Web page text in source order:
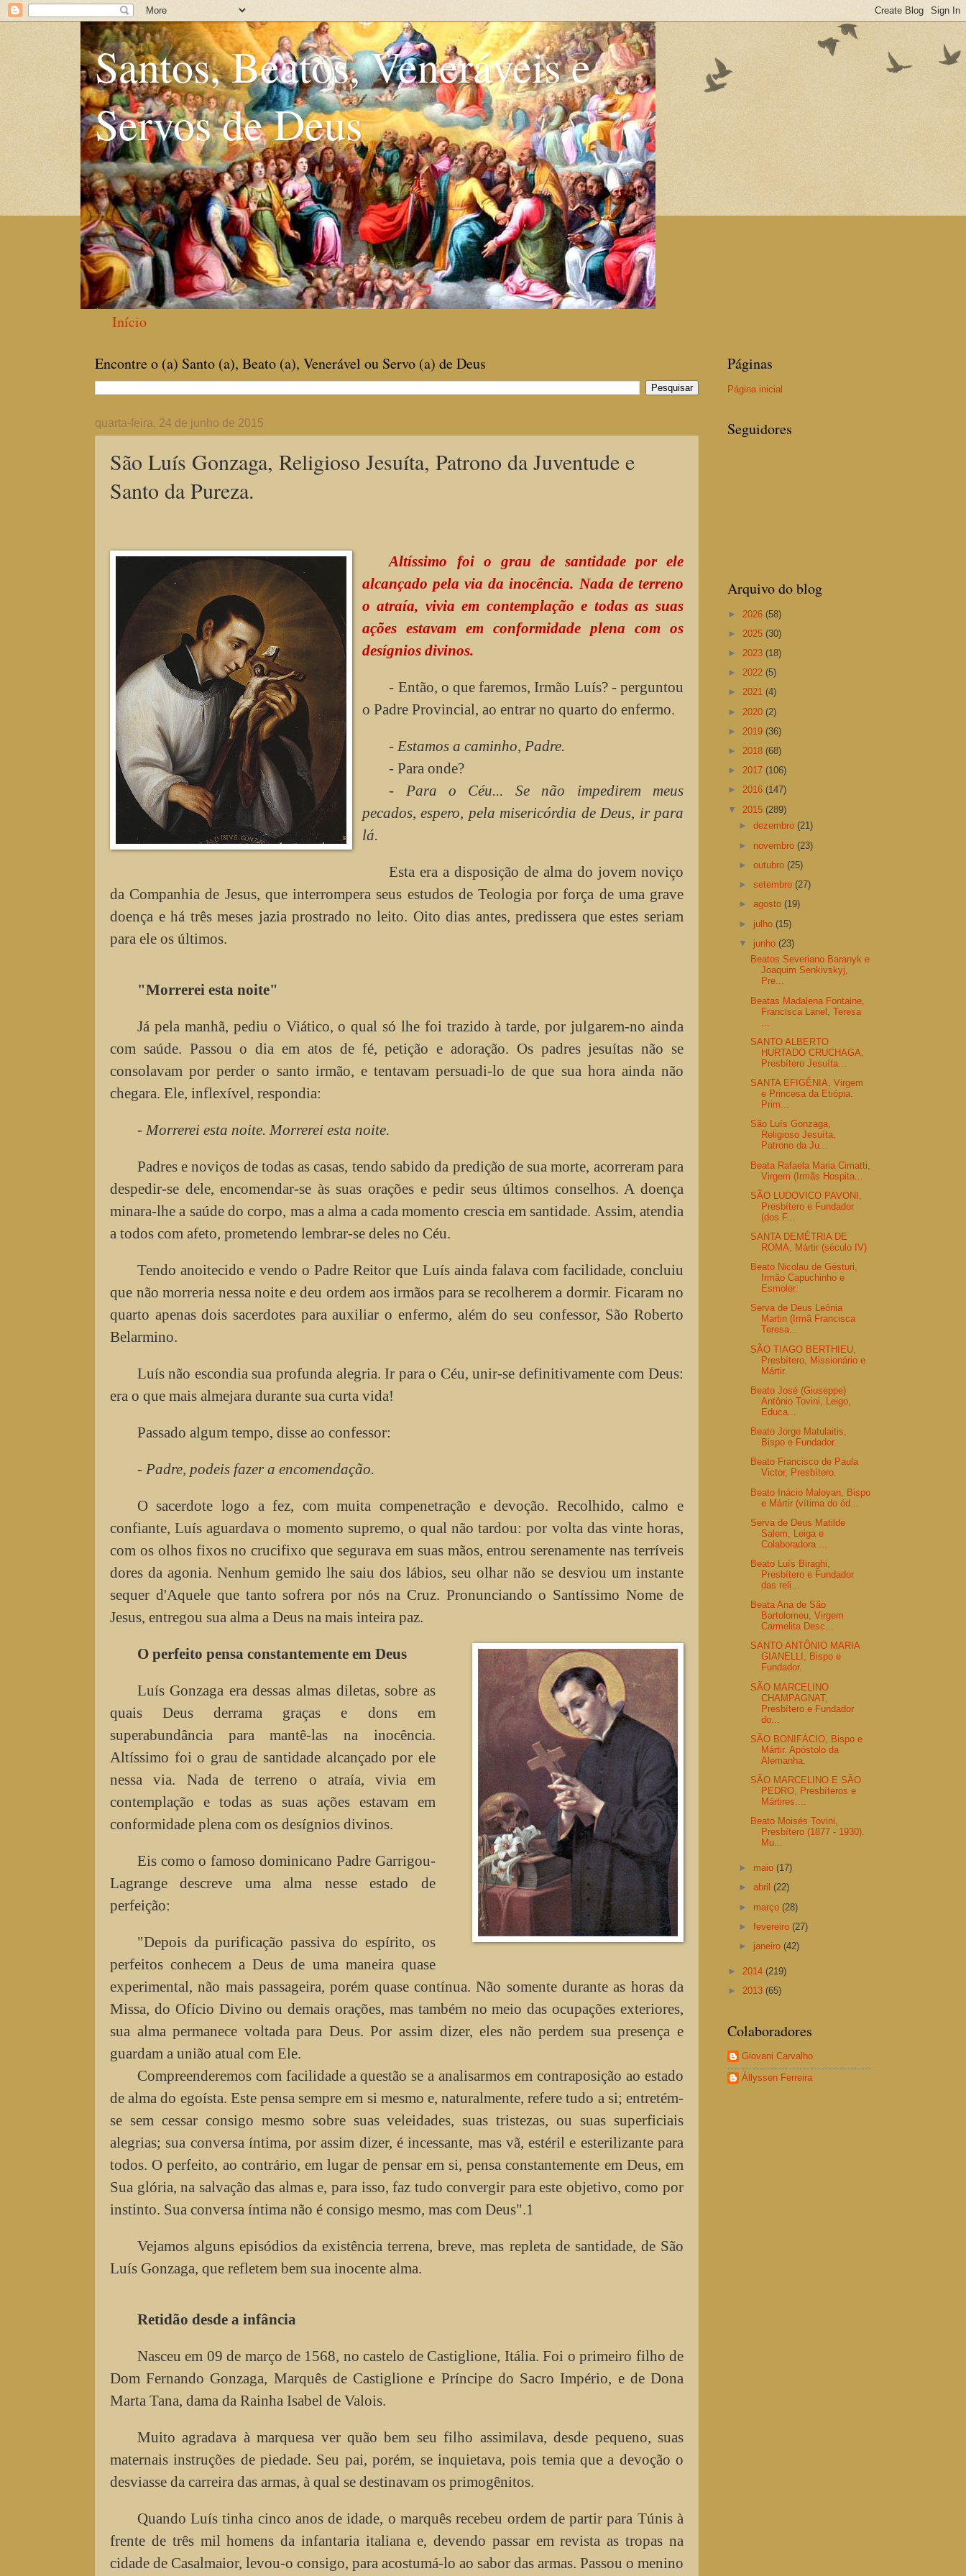
Santos, Beatos, Veneráveis e
Servos de Deus
Início
Encontre o (a) Santo (a), Beato (a), Venerável ou Servo (a) de Deus
quarta-feira, 24 de junho de 2015
São Luís Gonzaga, Religioso Jesuíta, Patrono da Juventude e
Santo da Pureza.
Altíssimo foi o grau de santidade por ele
alcançado pela via da inocência. Nada de terreno
o atraía, vivia em contemplação e todas as suas
ações estavam em conformidade plena com os
desígnios divinos.
- Então, o que faremos, Irmão Luís? - perguntou
o Padre Provincial, ao entrar no quarto do enfermo.
- Estamos a caminho, Padre.
- Para onde?
- Para o Céu... Se não impedirem meus
pecados, espero, pela misericórdia de Deus, ir para
lá.
Esta era a disposição de alma do jovem noviço
da Companhia de Jesus, que interrompera seus estudos de Teologia por força de uma grave
doença e há três meses jazia prostrado no leito. Oito dias antes, predissera que estes seriam
para ele os últimos.
"Morrerei esta noite"
Já pela manhã, pediu o Viático, o qual só lhe foi trazido à tarde, por julgarem-no ainda
com saúde. Passou o dia em atos de fé, petição e adoração. Os padres jesuítas não se
consolavam por perder o santo irmão, e tentavam persuadi-lo de que sua hora ainda não
chegara. Ele, inflexível, respondia:
- Morrerei esta noite. Morrerei esta noite.
Padres e noviços de todas as casas, tendo sabido da predição de sua morte, acorreram para
despedir-se dele, encomendar-se às suas orações e pedir seus últimos conselhos. A doença
minara-lhe a saúde do corpo, mas a alma a cada momento crescia em santidade. Assim, atendia
a todos com afeto, prometendo lembrar-se deles no Céu.
Tendo anoitecido e vendo o Padre Reitor que Luís ainda falava com facilidade, concluiu
que não morreria nessa noite e deu ordem aos irmãos para se recolherem a dormir. Ficaram no
quarto apenas dois sacerdotes para auxiliar o enfermo, além do seu confessor, São Roberto
Belarmino.
Luís não escondia sua profunda alegria. Ir para o Céu, unir-se definitivamente com Deus:
era o que mais almejara durante sua curta vida!
Passado algum tempo, disse ao confessor:
- Padre, podeis fazer a encomendação.
O sacerdote logo a fez, com muita compenetração e devoção. Recolhido, calmo e
confiante, Luís aguardava o momento supremo, o qual não tardou: por volta das vinte horas,
com os olhos fixos no crucifixo que segurava em suas mãos, entrou serenamente nas terríveis
dores da agonia. Nenhum gemido lhe saiu dos lábios, seu olhar não se desviou um instante
sequer d'Aquele que tanto sofrera por nós na Cruz. Pronunciando o Santíssimo Nome de
Jesus, entregou sua alma a Deus na mais inteira paz.
O perfeito pensa constantemente em Deus
Luís Gonzaga era dessas almas diletas, sobre as
quais Deus derrama graças e dons em
superabundância para mantê-las na inocência.
Altíssimo foi o grau de santidade alcançado por ele
nessa via. Nada de terreno o atraía, vivia em
contemplação e todas as suas ações estavam em
conformidade plena com os desígnios divinos.
Eis como o famoso dominicano Padre Garrigou-
Lagrange descreve uma alma nesse estado de
perfeição:
"Depois da purificação passiva do espírito, os
perfeitos conhecem a Deus de uma maneira quase
experimental, não mais passageira, porém quase contínua. Não somente durante as horas da
Missa, do Ofício Divino ou demais orações, mas também no meio das ocupações exteriores,
sua alma permanece voltada para Deus. Por assim dizer, eles não perdem sua presença e
guardam a união atual com Ele.
Compreenderemos com facilidade a questão se a analisarmos em contraposição ao estado
de alma do egoísta. Este pensa sempre em si mesmo e, naturalmente, refere tudo a si; entretém-
se sem cessar consigo mesmo sobre suas veleidades, suas tristezas, ou suas superficiais
alegrias; sua conversa íntima, por assim dizer, é incessante, mas vã, estéril e esterilizante para
todos. O perfeito, ao contrário, em lugar de pensar em si, pensa constantemente em Deus, em
Sua glória, na salvação das almas e, para isso, faz tudo convergir para este objetivo, como por
instinto. Sua conversa íntima não é consigo mesmo, mas com Deus".1
Vejamos alguns episódios da existência terrena, breve, mas repleta de santidade, de São
Luís Gonzaga, que refletem bem sua inocente alma.
Retidão desde a infância
Nasceu em 09 de março de 1568, no castelo de Castiglione, Itália. Foi o primeiro filho de
Dom Fernando Gonzaga, Marquês de Castiglione e Príncipe do Sacro Império, e de Dona
Marta Tana, dama da Rainha Isabel de Valois.
Muito agradava à marquesa ver quão bem seu filho assimilava, desde pequeno, suas
maternais instruções de piedade. Seu pai, porém, se inquietava, pois temia que a devoção o
desviasse da carreira das armas, à qual se destinavam os primogênitos.
Quando Luís tinha cinco anos de idade, o marquês recebeu ordem de partir para Túnis à
frente de três mil homens da infantaria italiana e, devendo passar em revista as tropas na
cidade de Casalmaior, levou-o consigo, para acostumá-lo ao sabor das armas. Passou o menino
Páginas
Página inicial
Seguidores
Arquivo do blog
► 2026 (58)
► 2025 (30)
► 2023 (18)
► 2022 (5)
► 2021 (4)
► 2020 (2)
► 2019 (36)
► 2018 (68)
► 2017 (106)
► 2016 (147)
▼ 2015 (289)
►dezembro(21)
► novembro(23)
►outubro(25)
►setembro(27)
►agosto(19)
► julho(15)
▼ junho(23)
Beatos Severiano Baranyk e
Joaquim Senkivskyj,
Pre...
Beatas Madalena Fontaine,
Francisca Lanel, Teresa
SANTO ALBERTO
HURTADO CRUCHAGA,
Presbítero Jesuíta...
SANTA EFIGÊNIA, Virgem
e Princesa da Etiópia.
Prim...
São Luís Gonzaga,
Religioso Jesuíta,
Patrono da Ju...
Beata Rafaela Maria Cimatti,
Virgem (Irmãs Hospita...
SÃO LUDOVICO PAVONI,
Presbítero e Fundador
(dos F...
SANTA DEMÉTRIA DE
ROMA, Mártir (século IV)
Beato Nicolau de Gésturi,
Irmão Capuchinho e
Esmoler.
Serva de Deus Leônia
Martin (Irmã Francisca
Teresa...
SÃO TIAGO BERTHIEU,
Presbítero, Missionário e
Mártir.
Beato José (Giuseppe)
Antônio Tovini, Leigo,
Educa...
Beato Jorge Matulaitis,
Bispo e Fundador.
Beato Francisco de Paula
Victor, Presbítero.
Beato Inácio Maloyan, Bispo
e Mártir (vítima do ód...
Serva de Deus Matilde
Salem, Leiga e
Colaboradora ...
Beato Luís Biraghi,
Presbítero e Fundador
das reli...
Beata Ana de São
Bartolomeu, Virgem
Carmelita Desc...
SANTO ANTÔNIO MARIA
GIANELLI, Bispo e
Fundador.
SÃO MARCELINO
CHAMPAGNAT,
Presbítero e Fundador
do...
SÃO BONIFÁCIO, Bispo e
Mártir. Apóstolo da
Alemanha.
SÃO MARCELINO E SÃO
PEDRO, Presbíteros e
Mártires....
Beato Moisés Tovini,
Presbítero (1877 - 1930).
Mu...
► maio(17)
►abril(22)
► março(28)
►fevereiro(27)
► janeiro(42)
► 2014 (219)
► 2013 (65)
Colaboradores
Giovani Carvalho
Állyssen Ferreira